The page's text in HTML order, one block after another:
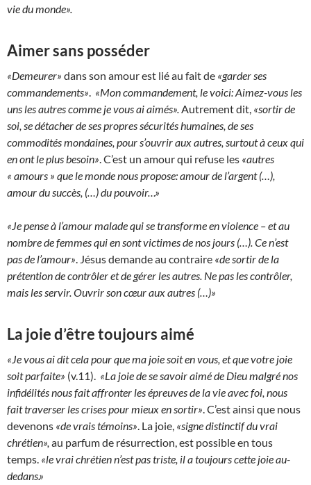
vie du monde».
Aimer sans posséder
«Demeurer» dans son amour est lié au fait de «garder ses
commandements». «Mon commandement, le voici: Aimez-vous les
uns les autres comme je vous ai aimés».Autrement dit, «sortir de
soi, se détacher de ses propres sécurités humaines, de ses
commodités mondaines, pour s’ouvrir aux autres, surtout à ceux qui
en ont le plus besoin». C’est un amour qui refuse les «autres
« amours » que le monde nous propose: amour de l’argent (…),
amour du succès, (…) du pouvoir…»
«Je pense à l’amour malade qui se transforme en violence – et au
nombre de femmes qui en sont victimes de nos jours (…). Ce n’est
pas de l’amour». Jésus demande au contraire «de sortir de la
prétention de contrôler et de gérer les autres. Ne pas les contrôler,
mais les servir. Ouvrir son cœur aux autres (…)»
La joie d’être toujours aimé
«Je vous ai dit cela pour que ma joie soit en vous, et que votre joie
soit parfaite» (v.11). «La joie de se savoir aimé de Dieu malgré nos
infidélités nous fait affronter les épreuves de la vie avec foi, nous
fait traverser les crises pour mieux en sortir». C’est ainsi que nous
devenons «de vrais témoins». La joie, «signe distinctif du vrai
chrétien», au parfum de résurrection, est possible en tous
temps. «le vrai chrétien n’est pas triste, il a toujours cette joie au-
dedans.»